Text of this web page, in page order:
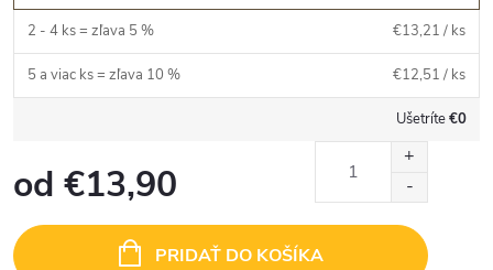
2 - 4 ks = zľava 5 % €13,21 / ks
5 a viac ks = zľava 10 % €12,51 / ks
Ušetríte€0
od €13,90
cena:
PRIDAŤ DO KOŠÍKA